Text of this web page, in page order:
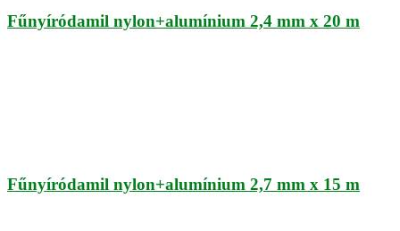
Fűnyíródamil nylon+alumínium 2,4 mm x 20 m
Fűnyíródamil nylon+alumínium 2,7 mm x 15 m